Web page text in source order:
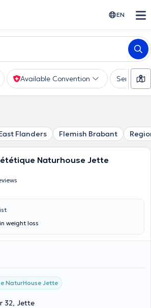
EN
Available Convention Services
Flanders Flemish Brabant
Naturhouse Jette
weight loss
NaturHouse Jette
32, Jette